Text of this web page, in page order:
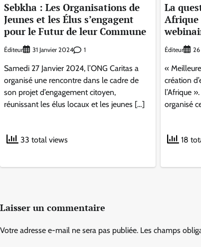
Sebkha : Les Organisations de
Jeunes et les Élus s’engagent
pour le Futur de leur Commune
Éditeur 31 Janvier 2024 1
Samedi 27 Janvier 2024, l’ONG Caritas a
organisé une rencontre dans le cadre de
son projet d’engagement citoyen,
réunissant les élus locaux et les jeunes […]
33 total views
La
Afrique
Éditeur 26
«
création
l’Afrique
organisé
18
Laisser un commentaire
Votre adresse e-mail ne sera pas publiée. Les champs